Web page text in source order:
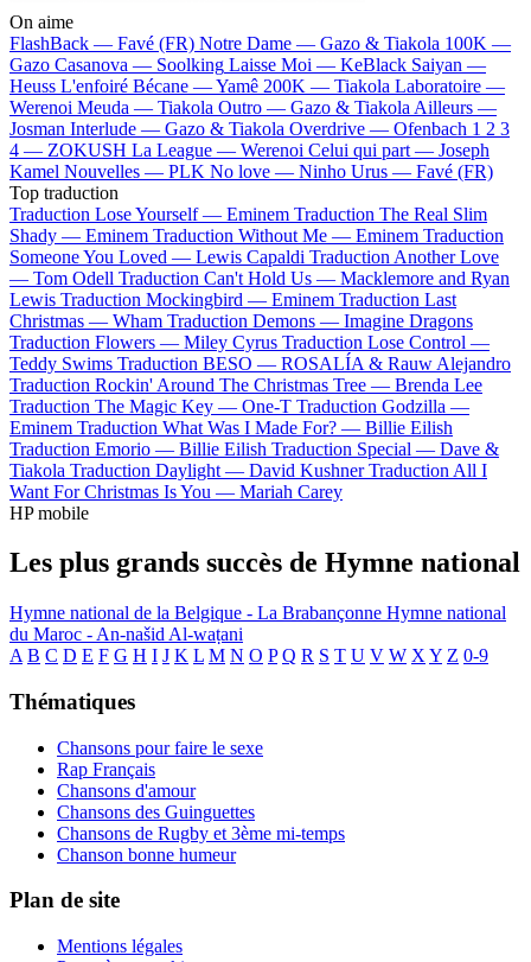
On aime
FlashBack — Favé (FR) Notre Dame — Gazo & Tiakola 100K —
Gazo Casanova — Soolking Laisse Moi — KeBlack Saiyan —
Heuss L'enfoiré Bécane —Yamê 200K — Tiakola Laboratoire —
Werenoi Meuda — Tiakola Outro — Gazo & Tiakola Ailleurs —
Josman Interlude — Gazo & Tiakola Overdrive — Ofenbach 1 2 3
4 — ZOKUSH La League — Werenoi Celui qui part — Joseph
Kamel Nouvelles — PLK No love — Ninho Urus — Favé (FR)
Top traduction
Traduction Lose Yourself — Eminem Traduction The Real Slim
Shady — Eminem Traduction Without Me — Eminem Traduction
Someone You Loved — Lewis Capaldi Traduction Another Love
— Tom Odell Traduction Can't Hold Us — Macklemore and Ryan
Lewis Traduction Mockingbird — Eminem Traduction Last
Christmas — Wham Traduction Demons — Imagine Dragons
Traduction Flowers — Miley Cyrus Traduction Lose Control —
Teddy Swims Traduction BESO — ROSALÍA & Rauw Alejandro
Traduction Rockin' Around The Christmas Tree — Brenda Lee
Traduction The Magic Key — One-T Traduction Godzilla —
Eminem Traduction What Was I Made For? — Billie Eilish
Traduction Emorio — Billie Eilish Traduction Special — Dave &
Tiakola Traduction Daylight — David Kushner Traduction All I
Want For Christmas Is You — Mariah Carey
HP mobile
Les plus grands succès de Hymne national
Hymne national de la Belgique - La Brabançonne Hymne national
du Maroc - An-našid Al-waṭani
A B C D E F G H I J K L M N O P Q R S T U V W X Y Z 0-9
Thématiques
Chansons pour faire le sexe
Rap Français
Chansons d'amour
Chansons des Guinguettes
Chansons de Rugby et 3ème mi-temps
Chanson bonne humeur
Plan de site
Mentions légales